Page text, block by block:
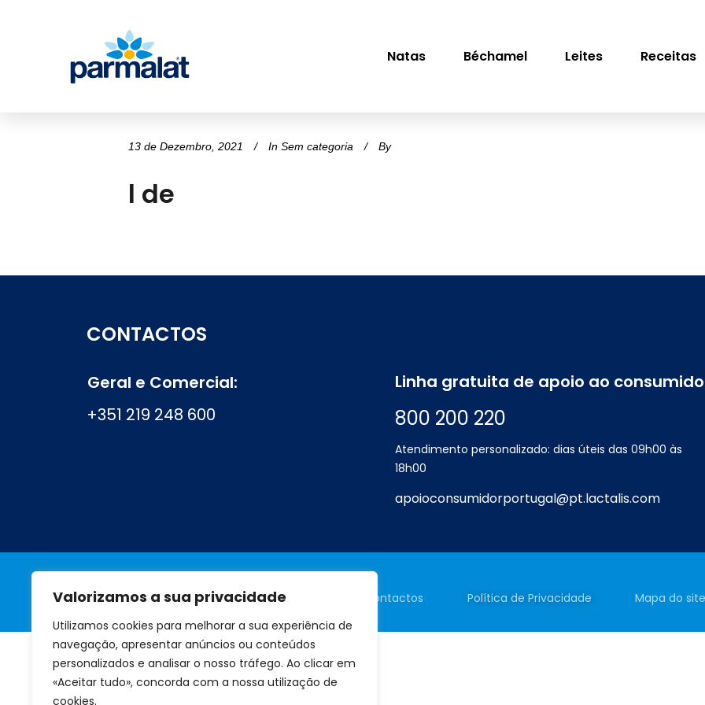
Valorizamos a sua privacidade
Utilizamos cookies para melhorar a sua experiência de
navegação, apresentar anúncios ou conteúdos
personalizados e analisar o nosso tráfego. Ao clicar em
«Aceitar tudo», concorda com a nossa utilização de
cookies.
Natas Béchamel Leites Receitas
13 de Dezembro, 2021 In Sem categoria By
l de
CONTACTOS
Geral e Comercial:
+351 219 248 600
Linha gratuita de apoio ao
800 200 220
Atendimento personalizado: dias úteis das 09h00 às
18h00
apoioconsumidorportugal@pt.lactalis.com
A marca Perguntas frequentes Contactos Política de Privacidade Mapa do site